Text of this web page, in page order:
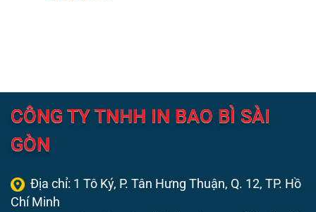
CÔNG TY TNHH IN BAO BÌ SÀI
GÒN
Địa chỉ: 1 Tô Ký, P. Tân Hưng Thuận, Q. 12, TP. Hồ
Chí Minh